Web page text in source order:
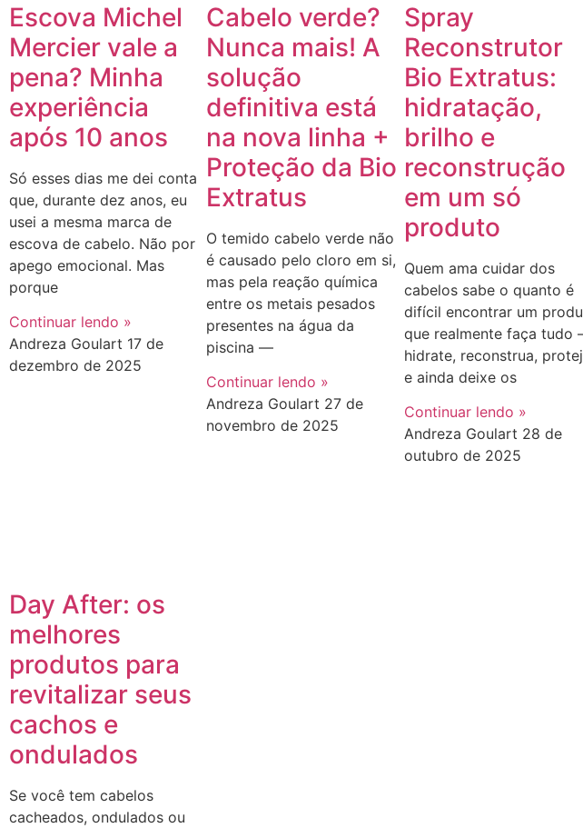
Escova Michel
Mercier vale a
pena? Minha
experiência
após 10 anos
Só esses dias me dei conta
que, durante dez anos, eu
usei a mesma marca de
escova de cabelo. Não por
apego emocional. Mas
porque
Continuar lendo »
Andreza Goulart 17 de
dezembro de 2025
Cabelo verde?
Nunca mais! A
solução
definitiva está
na nova linha +
Proteção da Bio
Extratus
O temido cabelo verde não
é causado pelo cloro em si,
mas pela reação química
entre os metais pesados
presentes na água da
piscina —
Continuar lendo »
Andreza Goulart 27 de
novembro de 2025
Spray
Reconstrutor
Bio Extratus:
hidratação,
brilho e
reconstrução
em um só
produto
Quem ama cuidar dos
cabelos sabe o quanto é
difícil encontrar um
que realmente faça tudo
hidrate, reconstrua,
e ainda deixe os
Continuar lendo »
Andreza Goulart 28 de
outubro de 2025
Day After: os
melhores
produtos para
revitalizar seus
cachos e
ondulados
Se você tem cabelos
cacheados, ondulados ou